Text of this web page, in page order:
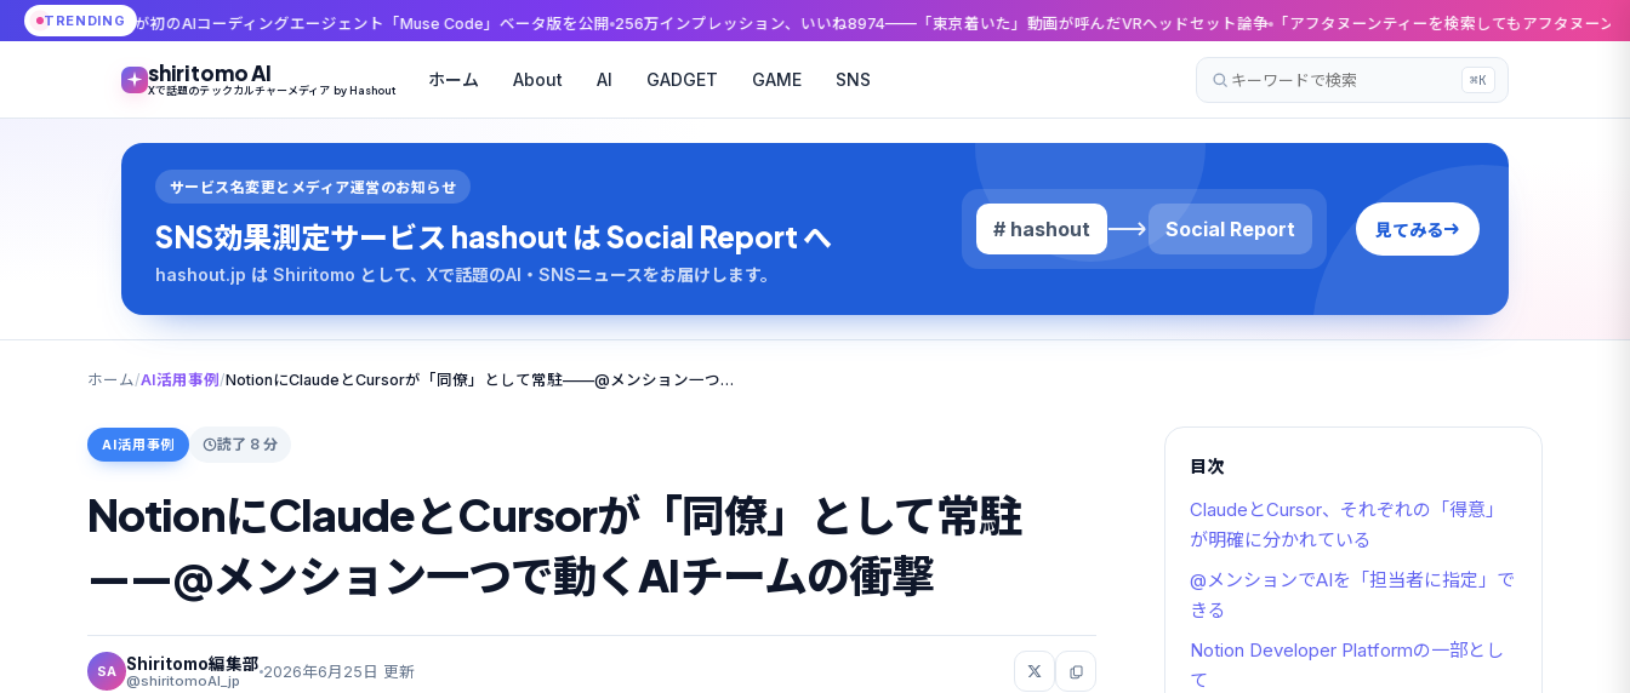
TRENDING
のAIコーディングエージェント「Muse Code」ベータ版を公開 256万インプレッション、いいね8974——「東京着いた」動画が呼んだVRヘッドセット論争 「アフタヌーンティーを検索してもアフタヌーンティーに辿り着け
shiritomo AI
Xで話題のテックカルチャーメディア by Hashout
ホーム About AI GADGET GAME SNS
記
事
を
⌘K
サービス名変更とメディア運営のお知らせ
SNS効果測定サービス hashout は Social Report へ
hashout.jp は Shiritomo として、Xで話題のAI・SNSニュースをお届けします。
# hashout Social Report 見てみる
ホーム/AI活用事例/ NotionにClaudeとCursorが「同僚」として常駐——@メンション一つで動くAIチームの衝撃
AI活用事例 読了 8 分
NotionにClaudeとCursorが「同僚」として常駐
——@メンション一つで動くAIチームの衝撃
SA Shiritomo編集部
@shiritomoAI_jp 2026年6月25日 更新
目次
ClaudeとCursor、それぞれの「得意」
が明確に分かれている
@メンションでAIを「担当者に指定」で
きる
Notion Developer Platformの一部とし
て